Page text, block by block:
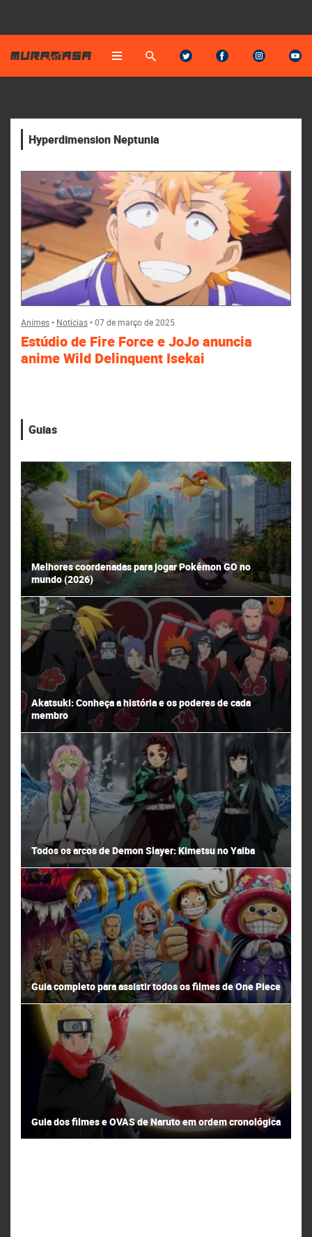
Hyperdimension Neptunia
Animes• Notícias•07 de março de 2025
Estúdio de Fire Force e JoJo anuncia
anime Wild Delinquent Isekai
Guias
Melhores coordenadas para jogar Pokémon GO no
mundo (2026)
Akatsuki: Conheça a história e os poderes de cada
membro
Todos os arcos de Demon Slayer: Kimetsu no Yaiba
Guia completo para assistir todos os filmes de One Piece
Guia dos filmes e OVAS de Naruto em ordem cronológica